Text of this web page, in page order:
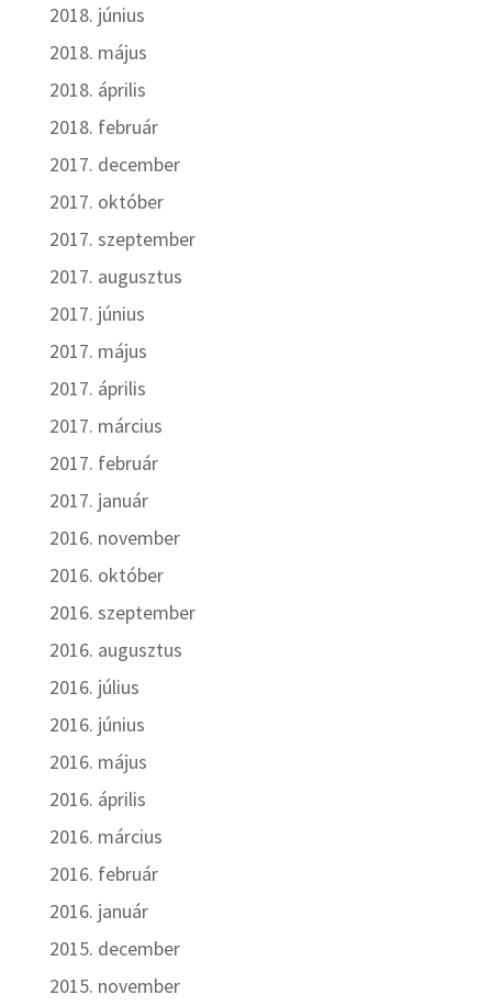
2018. június
2018. május
2018. április
2018. február
2017. december
2017. október
2017. szeptember
2017. augusztus
2017. június
2017. május
2017. április
2017. március
2017. február
2017. január
2016. november
2016. október
2016. szeptember
2016. augusztus
2016. július
2016. június
2016. május
2016. április
2016. március
2016. február
2016. január
2015. december
2015. november